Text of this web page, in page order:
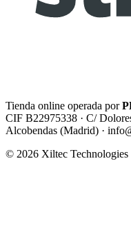
Tienda online operada por
CIF B22975338 · C/
Alcobendas (Madrid) ·
© 2026 Xiltec Technologies